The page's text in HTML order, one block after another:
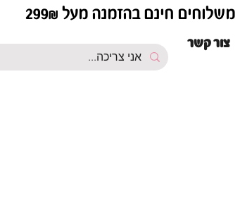
צור קשר
משלוחים חינם בהזמנה מעל 299₪